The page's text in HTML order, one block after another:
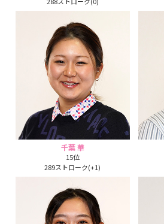
千葉 華
15位
289ストローク(+1)